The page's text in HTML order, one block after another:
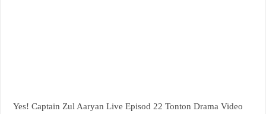
Yes! Captain Zul Aaryan Live Episod 22 Tonton Drama Video